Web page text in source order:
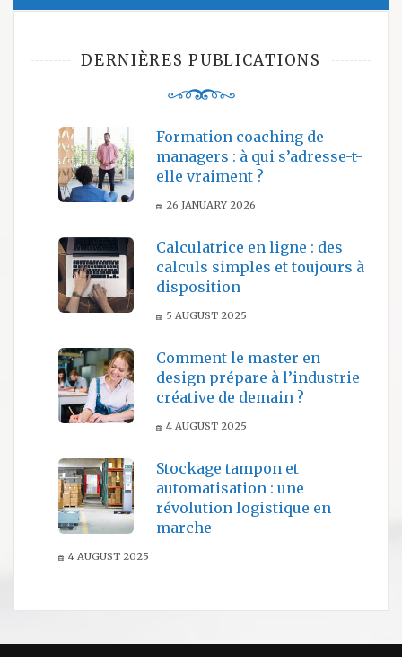
DERNIÈRES PUBLICATIONS
Formation coaching de
managers : à qui s’adresse-t-
elle vraiment ?
26 JANUARY 2026
Calculatrice en ligne : des
calculs simples et toujours à
disposition
5 AUGUST 2025
Comment le master en
design prépare à l’industrie
créative de demain ?
4 AUGUST 2025
Stockage tampon et
automatisation : une
révolution logistique en
marche
4 AUGUST 2025